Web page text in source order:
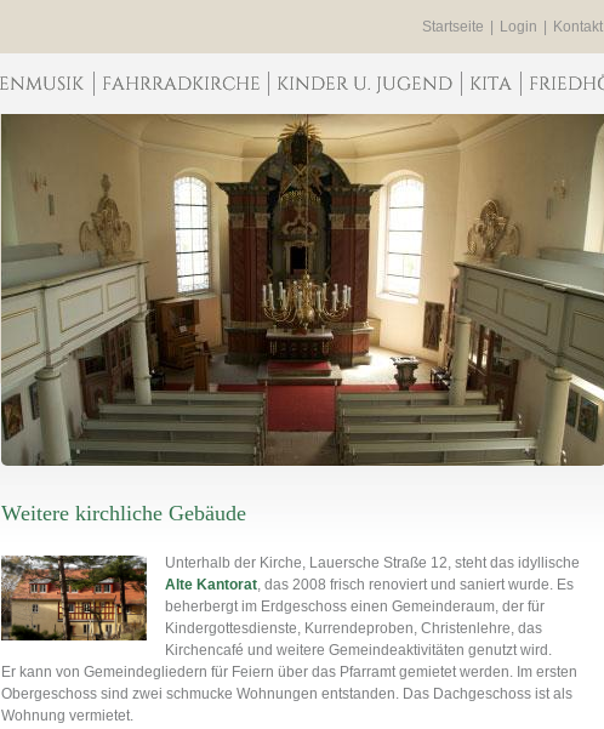
Startseite Login Kontakt
Weitere kirchliche Gebäude
Unterhalb der Kirche, Lauersche Straße 12, steht das idyllische
Alte Kantorat, das 2008 frisch renoviert und saniert wurde. Es
beherbergt im Erdgeschoss einen Gemeinderaum, der für
Kindergottesdienste, Kurrendeproben, Christenlehre, das
Kirchencafé und weitere Gemeindeaktivitäten genutzt wird.
Er kann von Gemeindegliedern für Feiern über das Pfarramt gemietet werden. Im ersten
Obergeschoss sind zwei schmucke Wohnungen entstanden. Das Dachgeschoss ist als
Wohnung vermietet.